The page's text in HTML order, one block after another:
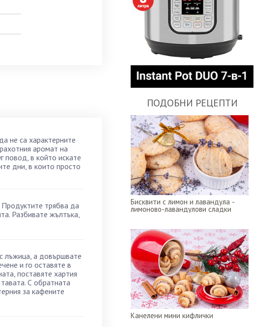
не са характерните
аромат на
повод, в който искате
дни, в които просто
трябва да
Разбивате жълтъка,
лъжица, а довършвате
и го оставяте в
поставяте хартия
С обратната
за кафените
ПОДОБНИ РЕЦЕПТИ
Бисквити с лимон и лавандула -
лимоново-лавандулови сладки
Канелени мини кифлички